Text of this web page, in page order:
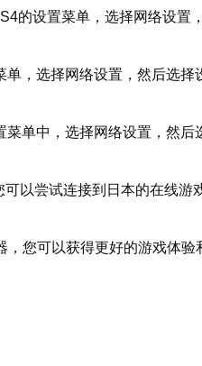
的设置菜单，选择网络设
，选择网络设置，然后选
单中，选择网络设置，然
以尝试连接到日本的在线游
您可以获得更好的游戏体